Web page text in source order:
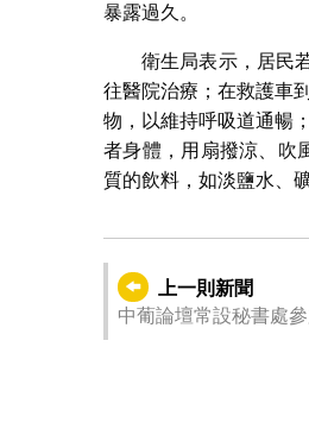
暴露過久。
衛生局表示，居民
往醫院治療；在救護車
物，以維持呼吸道通暢
者身體，用扇撥涼、吹
質的飲料，如淡鹽水、
上一則新聞
中葡論壇常設秘書處